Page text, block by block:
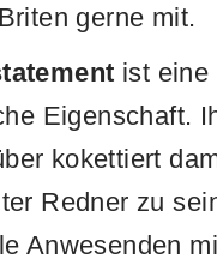
gerne mit.
ist eine
Eigenschaft.
kokettiert
Redner zu
Anwesenden